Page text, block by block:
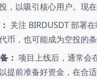
，以吸引核心用户。现
关注 BIRDUSDT 部署
币，也可能成为空投的条
： 项目上线后，通常会
提前准备好资金，在合